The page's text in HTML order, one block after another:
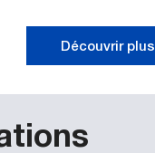
Découvrir plus